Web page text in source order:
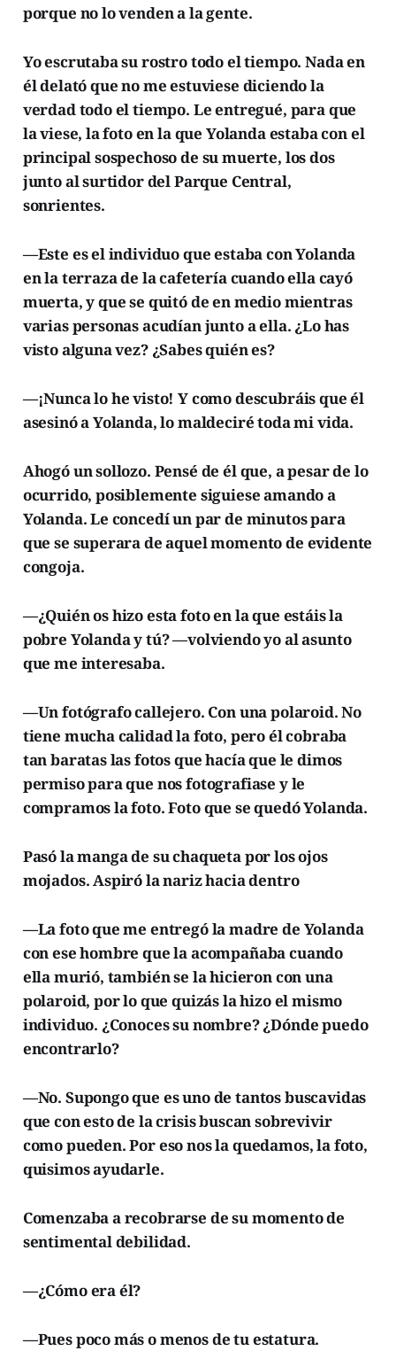
porque no lo venden a la gente.
Yo escrutaba su rostro todo el tiempo. Nada en
él delató que no me estuviese diciendo la
verdad todo el tiempo. Le entregué, para que
la viese, la foto en la que Yolanda estaba con el
principal sospechoso de su muerte, los dos
junto al surtidor del Parque Central,
sonrientes.
—Este es el individuo que estaba con Yolanda
en la terraza de la cafetería cuando ella cayó
muerta, y que se quitó de en medio mientras
varias personas acudían junto a ella. ¿Lo has
visto alguna vez? ¿Sabes quién es?
—¡Nunca lo he visto! Y como descubráis que él
asesinó a Yolanda, lo maldeciré toda mi vida.
Ahogó un sollozo. Pensé de él que, a pesar de lo
ocurrido, posiblemente siguiese amando a
Yolanda. Le concedí un par de minutos para
que se superara de aquel momento de evidente
congoja.
—¿Quién os hizo esta foto en la que estáis la
pobre Yolanda y tú? —volviendo yo al asunto
que me interesaba.
—Un fotógrafo callejero. Con una polaroid. No
tiene mucha calidad la foto, pero él cobraba
tan baratas las fotos que hacía que le dimos
permiso para que nos fotografiase y le
compramos la foto. Foto que se quedó Yolanda.
Pasó la manga de su chaqueta por los ojos
mojados. Aspiró la nariz hacia dentro
—La foto que me entregó la madre de Yolanda
con ese hombre que la acompañaba cuando
ella murió, también se la hicieron con una
polaroid, por lo que quizás la hizo el mismo
individuo. ¿Conoces su nombre? ¿Dónde puedo
encontrarlo?
—No. Supongo que es uno de tantos buscavidas
que con esto de la crisis buscan sobrevivir
como pueden. Por eso nos la quedamos, la foto,
quisimos ayudarle.
Comenzaba a recobrarse de su momento de
sentimental debilidad.
—¿Cómo era él?
—Pues poco más o menos de tu estatura.